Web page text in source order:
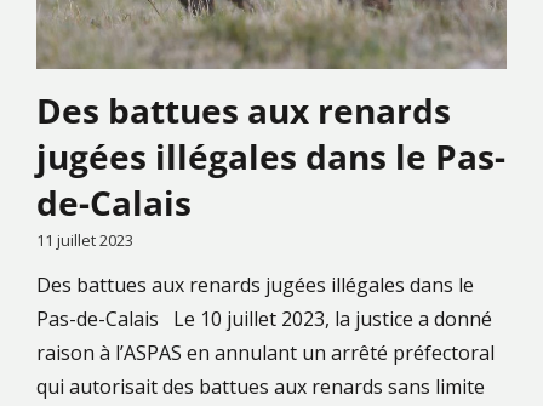
Des battues aux renards
jugées illégales dans le Pas-
de-Calais
11 juillet 2023
Des battues aux renards jugées illégales dans le
Pas-de-Calais Le 10 juillet 2023, la justice a donné
raison à l’ASPAS en annulant un arrêté préfectoral
qui autorisait des battues aux renards sans limite